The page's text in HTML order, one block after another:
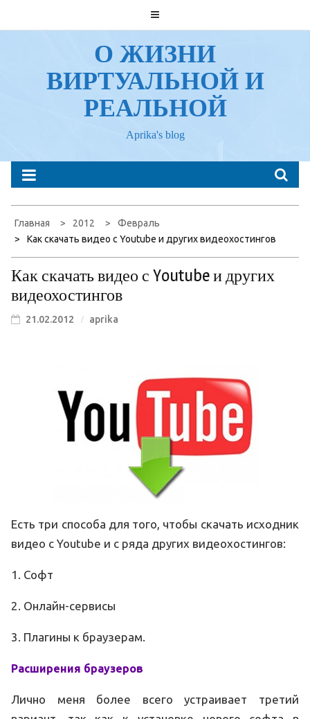
к
О ЖИЗНИ
ВИРТУАЛЬНОЙ И
РЕАЛЬНОЙ
Aprika's blog
Главная 2012
Февраль
Как скачать видео с Youtube и других видеохостингов
Как скачать видео с Youtube и других
видеохостингов
21.02.2012 aprika
Есть три способа для того, чтобы скачать исходник
видео с Youtube и с ряда других видеохостингов:
1. Софт
2. Онлайн-сервисы
3. Плагины к браузерам.
Расширения браузеров
Лично меня более всего устраивает третий